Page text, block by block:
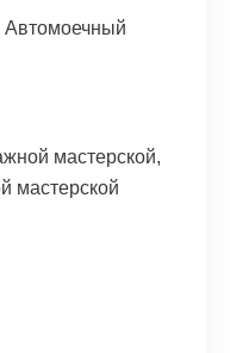
Автомоечный
мастерской,
мастерской